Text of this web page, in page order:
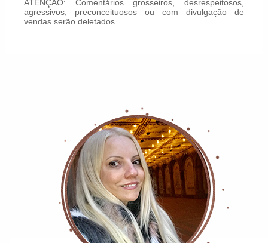
ATENÇÃO: Comentários grosseiros, desrespeitosos,
agressivos, preconceituosos ou com divulgação de
vendas serão deletados.